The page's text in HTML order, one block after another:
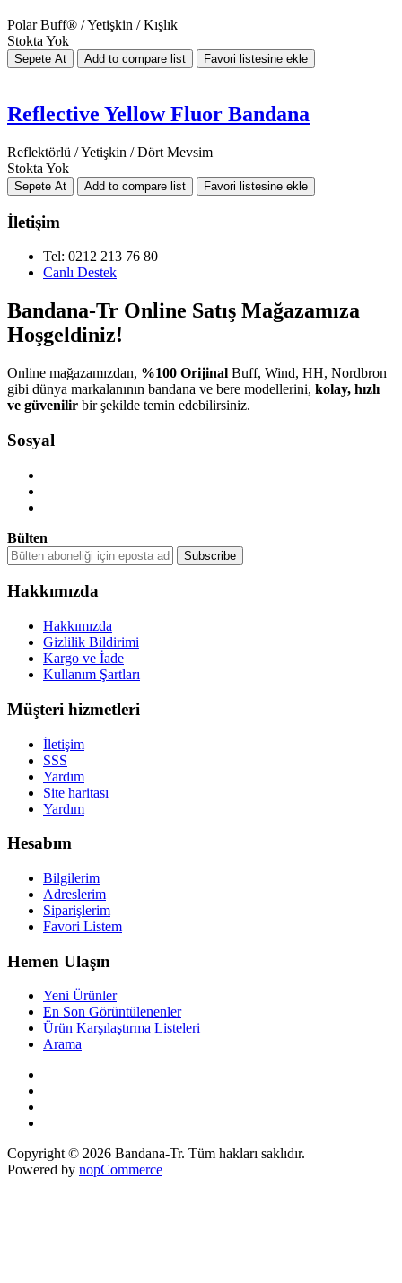
Polar Buff® / Yetişkin / Kışlık
Stokta Yok
Reflective Yellow Fluor Bandana
Reflektörlü / Yetişkin / Dört Mevsim
Stokta Yok
İletişim
Tel: 0212 213 76 80
Canlı Destek
Bandana-Tr Online Satış Mağazamıza
Hoşgeldiniz!
Online mağazamızdan, %100 Orijinal Buff, Wind, HH, Nordbron
gibi dünya markalanının bandana ve bere modellerini, kolay, hızlı
ve güvenilir bir şekilde temin edebilirsiniz.
Sosyal
Bülten
Hakkımızda
Hakkımızda
Gizlilik Bildirimi
Kargo ve İade
Kullanım Şartları
Müşteri hizmetleri
İletişim
SSS
Yardım
Site haritası
Yardım
Hesabım
Bilgilerim
Adreslerim
Siparişlerim
Favori Listem
Hemen Ulaşın
Yeni Ürünler
En Son Görüntülenenler
Ürün Karşılaştırma Listeleri
Arama
Copyright © 2026 Bandana-Tr. Tüm hakları saklıdır.
Powered by nopCommerce